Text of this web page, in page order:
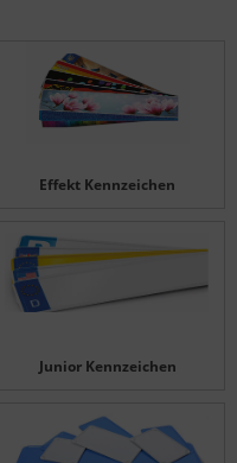
Effekt Kennzeichen
Junior Kennzeichen